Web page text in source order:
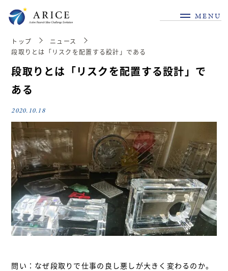
MENU
トップ
ニュース
段取りとは「リスクを配置する設計」である
段取りとは「リスクを配置する設計」で
ある
2020.10.18
問い：なぜ段取りで仕事の良し悪しが大きく変わるのか。